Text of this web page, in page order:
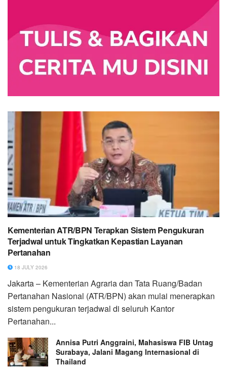
Kementerian ATR/BPN Terapkan Sistem Pengukuran
Terjadwal untuk Tingkatkan Kepastian Layanan
Pertanahan
18 JULY 2026
Jakarta – Kementerian Agraria dan Tata Ruang/Badan
Pertanahan Nasional (ATR/BPN) akan mulai menerapkan
sistem pengukuran terjadwal di seluruh Kantor
Pertanahan...
Annisa Putri Anggraini, Mahasiswa FIB Untag
Surabaya, Jalani Magang Internasional di
Thailand